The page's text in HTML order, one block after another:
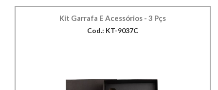
Kit Garrafa E Acessórios - 3 Pçs
Cod.: KT-9037C